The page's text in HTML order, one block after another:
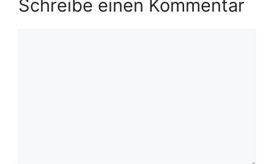
Schreibe einen Kommentar